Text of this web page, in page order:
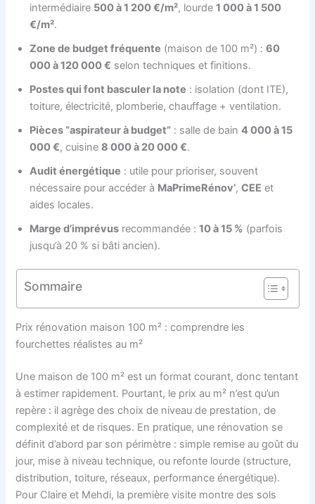
intermédiaire 500 à 1 200 €/m², lourde1 000 à 1 500
€/m².
Zone de budget fréquente (maison de 100 m²) :60
000 à 120 000 € selon techniques et finitions.
Postes qui font basculer la note : isolation (dont ITE),
toiture, électricité, plomberie, chauffage + ventilation.
Pièces “aspirateur à budget” : salle de bain4 000 à 15
000 €, cuisine8 000 à 20 000 €.
Audit énergétique : utile pour prioriser, souvent
nécessaire pour accéder à MaPrimeRénov’,CEE et
aides locales.
Marge d’imprévus recommandée :10 à 15 % (parfois
jusqu’à 20 % si bâti ancien).
Sommaire
Prix rénovation maison 100 m² : comprendre les
fourchettes réalistes au m²
Une maison de 100 m² est un format courant, donc tentant
à estimer rapidement. Pourtant, le prix au m² n’est qu’un
repère : il agrège des choix de niveau de prestation, de
complexité et de risques. En pratique, une rénovation se
définit d’abord par son périmètre : simple remise au goût du
jour, mise à niveau technique, ou refonte lourde (structure,
distribution, toiture, réseaux, performance énergétique).
Pour Claire et Mehdi, la première visite montre des sols